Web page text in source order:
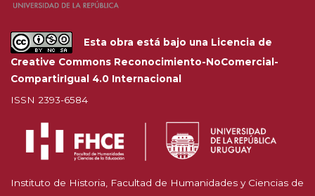
Esta obra está bajo una Licencia de
Creative Commons Reconocimiento-NoComercial-
CompartirIgual 4.0 Internacional
ISSN 2393-6584
Instituto de Historia, Facultad de Humanidades y Ciencias de